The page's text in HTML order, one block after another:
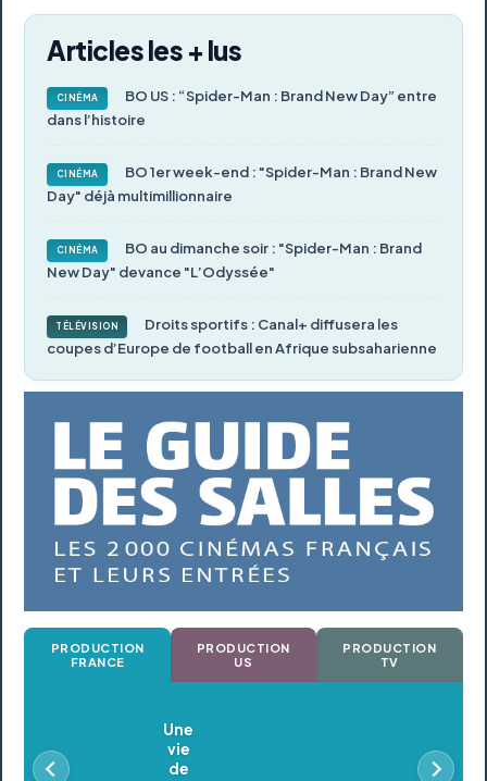
Articles les + lus
CINÉMA
BO US : “Spider-Man : Brand New Day” entre
dans l’histoire
CINÉMA
BO 1er week-end : "Spider-Man : Brand New
Day" déjà multimillionnaire
CINÉMA
BO au dimanche soir : "Spider-Man : Brand
New Day" devance "L’Odyssée"
TÉLÉVISION
Droits sportifs : Canal+ diffusera les
coupes d’Europe de football en Afrique subsaharienne
PRODUCTION
FRANCE
PRODUCTION
US
PRODUCTION
TV
Oldeupe
En postproduction